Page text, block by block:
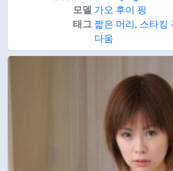
모델 가오 후이 핑
태그 짧은 머리, 스타킹
다움